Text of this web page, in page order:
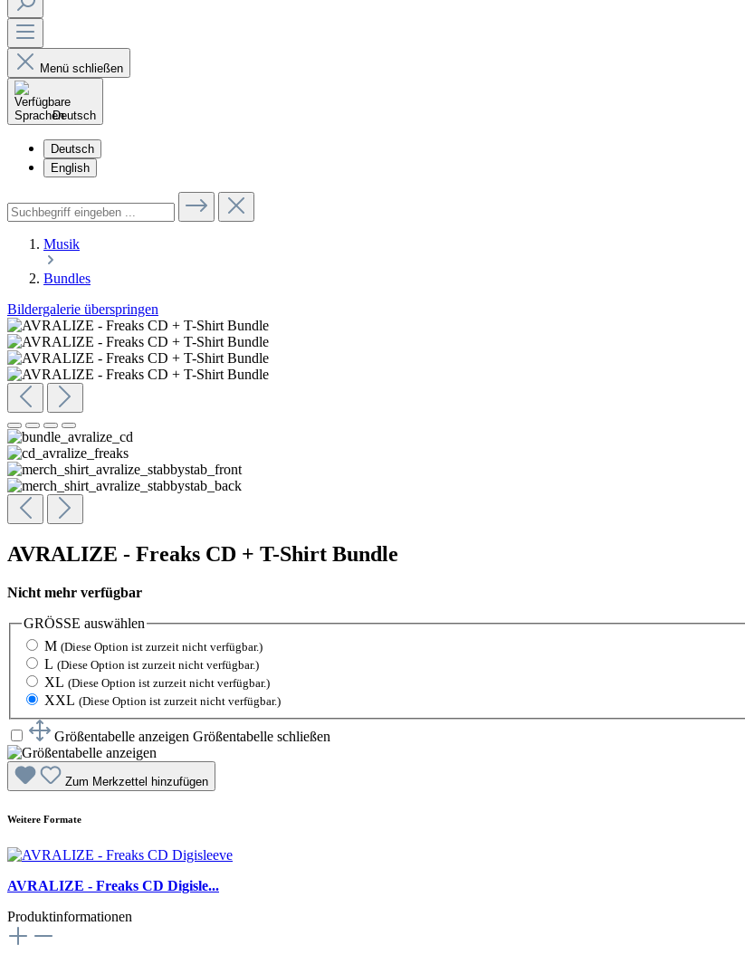
Menü schließen
Deutsch
Deutsch
English
Musik
Bundles
Bildergalerie überspringen
AVRALIZE - Freaks CD + T-Shirt Bundle
Nicht mehr verfügbar
GRÖSSE auswählen
M (Diese Option ist zurzeit nicht verfügbar.)
L (Diese Option ist zurzeit nicht verfügbar.)
XL (Diese Option ist zurzeit nicht verfügbar.)
XXL (Diese Option ist zurzeit nicht verfügbar.)
Größentabelle anzeigen Größentabelle schließen
Zum Merkzettel hinzufügen
Weitere Formate
AVRALIZE - Freaks CD Digisle...
Produktinformationen